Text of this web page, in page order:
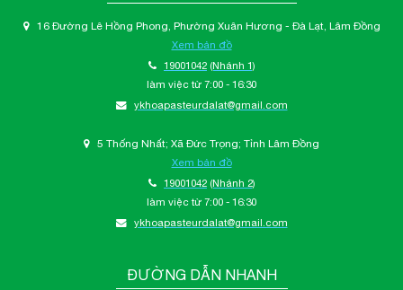
16 Đường Lê Hồng Phong, Phường Xuân Hương - Đà Lạt, Lâm Đồng
Xem bản đồ
19001042 (Nhánh 1)
làm việc từ 7:00 - 16:30
ykhoapasteurdalat@gmail.com
5 Thống Nhất; Xã Đức Trọng; Tỉnh Lâm Đồng
Xem bản đồ
19001042 (Nhánh 2)
làm việc từ 7:00 - 16:30
ykhoapasteurdalat@gmail.com
ĐƯỜNG DẪN NHANH